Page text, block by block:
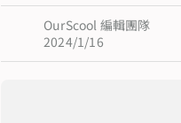
OurScool 編輯團隊
2024/1/16